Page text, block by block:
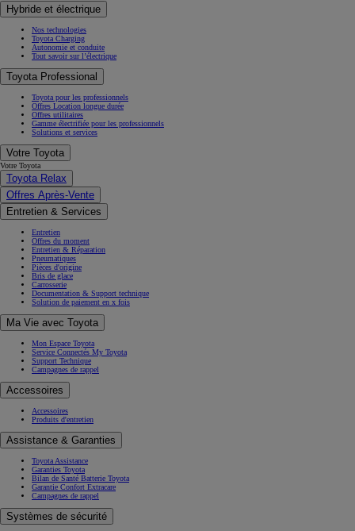
Hybride et électrique
Nos technologies
Toyota Charging
Autonomie et conduite
Tout savoir sur l’électrique
Toyota Professional
Toyota pour les professionnels
Offres Location longue durée
Offres utilitaires
Gamme électrifiée pour les professionnels
Solutions et services
Votre Toyota
Votre Toyota
Toyota Relax
Offres Après-Vente
Entretien & Services
Entretien
Offres du moment
Entretien & Réparation
Pneumatiques
Pièces d'origine
Bris de glace
Carrosserie
Documentation & Support technique
Solution de paiement en x fois
Ma Vie avec Toyota
Mon Espace Toyota
Service Connectés My Toyota
Support Technique
Campagnes de rappel
Accessoires
Accessoires
Produits d'entretien
Assistance & Garanties
Toyota Assistance
Garanties Toyota
Bilan de Santé Batterie Toyota
Garantie Confort Extracare
Campagnes de rappel
Systèmes de sécurité